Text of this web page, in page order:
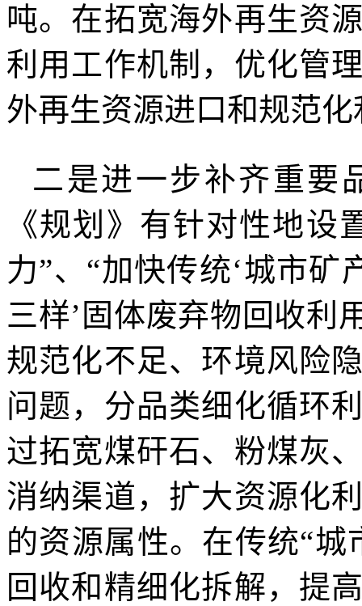
吨。在拓宽海外再生资
利用工作机制，优化管
外再生资源进口和规范
二是进一步补齐重要
《规划》有针对性地设
力”、“加快传统‘城市矿
三样’固体废弃物回收利
规范化不足、环境风险
问题，分品类细化循环
过拓宽煤矸石、粉煤灰
消纳渠道，扩大资源化
的资源属性。在传统“
回收和精细化拆解，提